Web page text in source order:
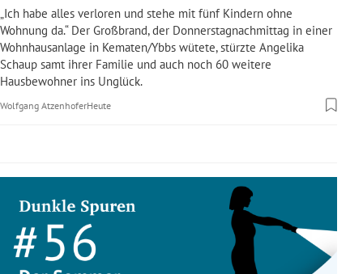
Untermenü
Untermenü
Untermenü
Untermenü
Untermenü
„Ich habe alles verloren und stehe mit fünf Kindern ohne
Wohnung da.“ Der Großbrand, der Donnerstagnachmittag in einer
Wohnhausanlage in Kematen/Ybbs wütete, stürzte Angelika
Schaup samt ihrer Familie und auch noch 60 weitere
Hausbewohner ins Unglück.
Wolfgang AtzenhoferHeute